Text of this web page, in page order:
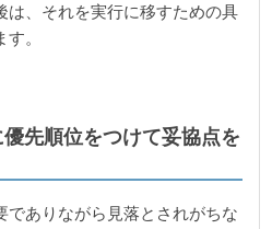
は、それを実行に移すための具
。
先順位をつけて妥協点を
でありながら見落とされがちな